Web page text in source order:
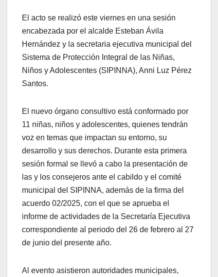
El acto se realizó este viernes en una sesión
encabezada por el alcalde Esteban Ávila
Hernández y la secretaria ejecutiva municipal del
Sistema de Protección Integral de las Niñas,
Niños y Adolescentes (SIPINNA), Anni Luz Pérez
Santos.
El nuevo órgano consultivo está conformado por
11 niñas, niños y adolescentes, quienes tendrán
voz en temas que impactan su entorno, su
desarrollo y sus derechos. Durante esta primera
sesión formal se llevó a cabo la presentación de
las y los consejeros ante el cabildo y el comité
municipal del SIPINNA, además de la firma del
acuerdo 02/2025, con el que se aprueba el
informe de actividades de la Secretaría Ejecutiva
correspondiente al periodo del 26 de febrero al 27
de junio del presente año.
Al evento asistieron autoridades municipales,